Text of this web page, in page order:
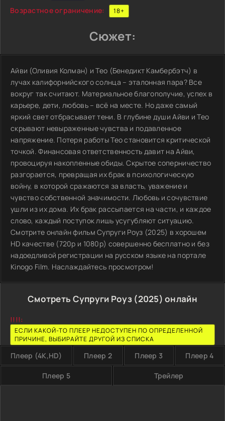
Возрастное ограничение: 18+
Сюжет:
Айви (Оливия Колман) и Тео (Бенедикт Камбербэтч) в
лучах калифорнийского солнца – эталонная пара? Все
вокруг так считают. Материальное благополучие, успех в
карьере, дети, любовь – всё на месте. Но даже самый
яркий свет отбрасывает тени. В глубине души Айви и Тео
скрывают невыраженные чувства и подавленное
напряжение. Потеря работы Тео становится критической
точкой. Финансовая ответственность давит на Айви,
провоцируя накопленные обиды. Скрытое соперничество
разгорается, превращая их брак в психологическую
войну, в которой сражаются за власть, уважение и
чувство собственной значимости. Любовь и сочувствие
ушли из их дома. Их брак рассыпается на части, и каждое
слово, каждый поступок лишь усугубляют ситуацию.
Смотрите онлайн фильм Супруги Роуз (2025) в хорошем
HD качестве (720p и 1080p) совершенно бесплатно и без
надоедливой регистрации на русском языке на портале
Kinogo Film. Наслаждайтесь просмотром!
Смотреть Супруги Роуз (2025) онлайн
!!!!:
ЕСЛИ КАКОЙ-ТО ПЛЕЕР НЕДОСТУПЕН ПО ОПРЕДЕЛЕННОЙ
ПРИЧИНЕ, ВЫБИРАЙТЕ ДРУГОЙ ИЗ СПИСКА
Плеер (4K,HD) Плеер 2 Плеер 3 Плеер 4
Плеер 5 Трейлер